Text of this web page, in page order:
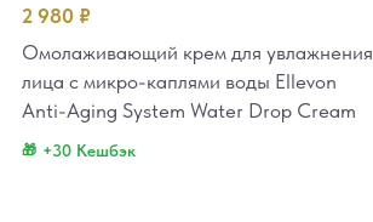
2 980 ₽
Омолаживающий крем для увлажнения
лица с микро-каплями воды Ellevon
Anti-Aging System Water Drop Cream
+30 Кешбэк